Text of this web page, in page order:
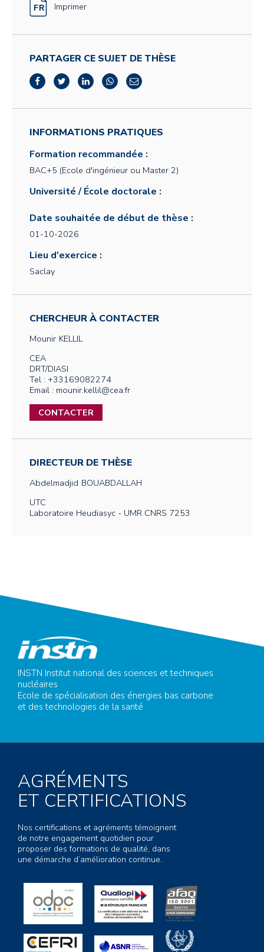
Imprimer
PARTAGER CE SUJET DE THÈSE
INFORMATIONS PRATIQUES
Formation recommandée :
BAC+5 (Ecole d'ingénieur ou Master 2)
Université / École doctorale :
Date souhaitée de début de thèse :
01-10-2026
Lieu d'exercice :
Saclay
CHERCHEUR À CONTACTER
Mounir KELLIL
CEA
DRT/DIASI
Tel : +33169082274
Email : mounir.kellil@cea.fr
CONTACTER
DIRECTEUR DE THÈSE
Abdelmadjid BOUABDALLAH
UTC
Laboratoire Heudiasyc - UMR CNRS 7253
INSTN Institut national des sciences et techniques
nucléaires
Ecole de spécialisation des énergies bas carbone
et des technologies de la santé
AGRÉMENTS
ET CERTIFICATIONS
Nos certifications et agréments témoignent
de notre engagement quotidien pour
proposer des formations de qualité, dans
une démarche d’amélioration continue.